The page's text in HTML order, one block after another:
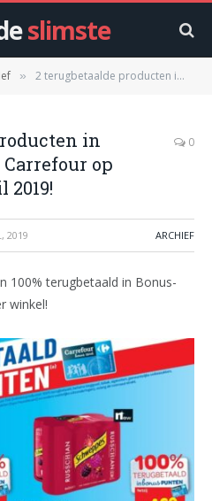
slimste
» 2 terugbetaalde producten in Bonus-punten bij Carrefour op donderdag 18 april 2019!
in
op
2019!
0
2019 ARCHIEF
100% terugbetaald in Bonus-
winkel!